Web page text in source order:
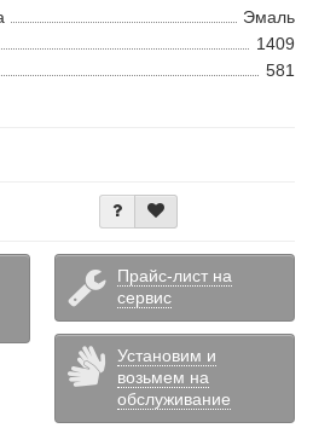
Эмаль
1409
581
Прайс-лист на
сервис
Установим и
возьмем на
обслуживание